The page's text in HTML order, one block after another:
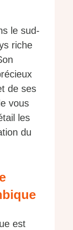
le sud-
riche
de ses
vous
les
du
est